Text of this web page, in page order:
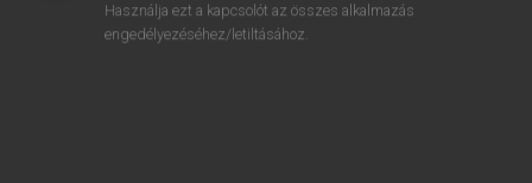
felülbírálati bizottság
Használja ezt a kapcsolót az összes alkalmazás
engedélyezéséhez/letiltásához.